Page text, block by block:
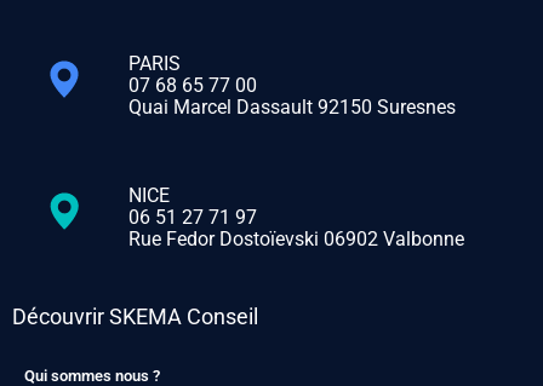
PARIS
07 68 65 77 00
Quai Marcel Dassault 92150 Suresnes
NICE
06 51 27 71 97
Rue Fedor Dostoïevski 06902 Valbonne
Découvrir SKEMA Conseil
Qui sommes nous ?